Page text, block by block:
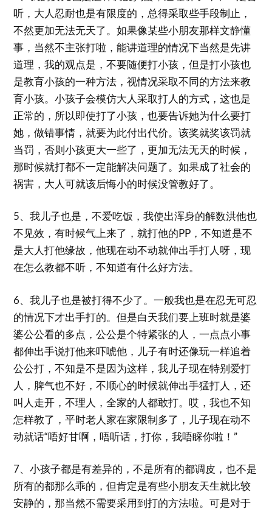
听，大人忍耐也是有限度的，总得采取些手段制止，
不然更加无法无天了。如果像某些小朋友那样文静懂
事，当然不主张打啦，能讲道理的情况下当然是先讲
道理，我的观点是，不要随便打小孩，但是打小孩也
是教育小孩的一种方法，视情况采取不同的方法来教
育小孩。小孩子会模仿大人采取打人的方式，这也是
正常的，所以即使打了小孩，也要告诉她为什么要打
她，做错事情，就要为此付出代价。该奖就奖该罚就
当罚，否则小孩更大一些了，更加无法无天的时候，
那时候就打都不一定能解决问题了。如果成了社会的
祸害，大人可就该后悔小的时候没管教好了。
5、我儿子也是，不爱吃饭，我使出浑身的解数洪他也
不见效，有时候气上来了，就打他的PP，不知道是不
是大人打他缘故，他现在动不动就伸出手打人呀，现
在怎么教都不听，不知道有什么好方法。
6、我儿子也是被打得不少了。一般我也是在忍无可忍
的情况下才出手打的。但是白天我们要上班时就是婆
婆公公看的多点，公公是个特紧张的人，一点点小事
都伸出手说打他来吓唬他，儿子有时还像玩一样追着
公公打，不知是不是因为这样，我儿子现在特别爱打
人，脾气也不好，不顺心的时候就伸出手猛打人，还
叫人走开，不理人，全家的人都敢打。哎，我也不知
怎样教了，平时老人家在家限制多了，儿子现在动不
动就话“唔好甘啊，唔听话，打你，我唔睬你啦！”
7、小孩子都是有差异的，不是所有的都调皮，也不是
所有的都那么乖的，但肯定是有些小朋友天生就比较
安静的，那当然不需要采用到打的方法啦。可是对于